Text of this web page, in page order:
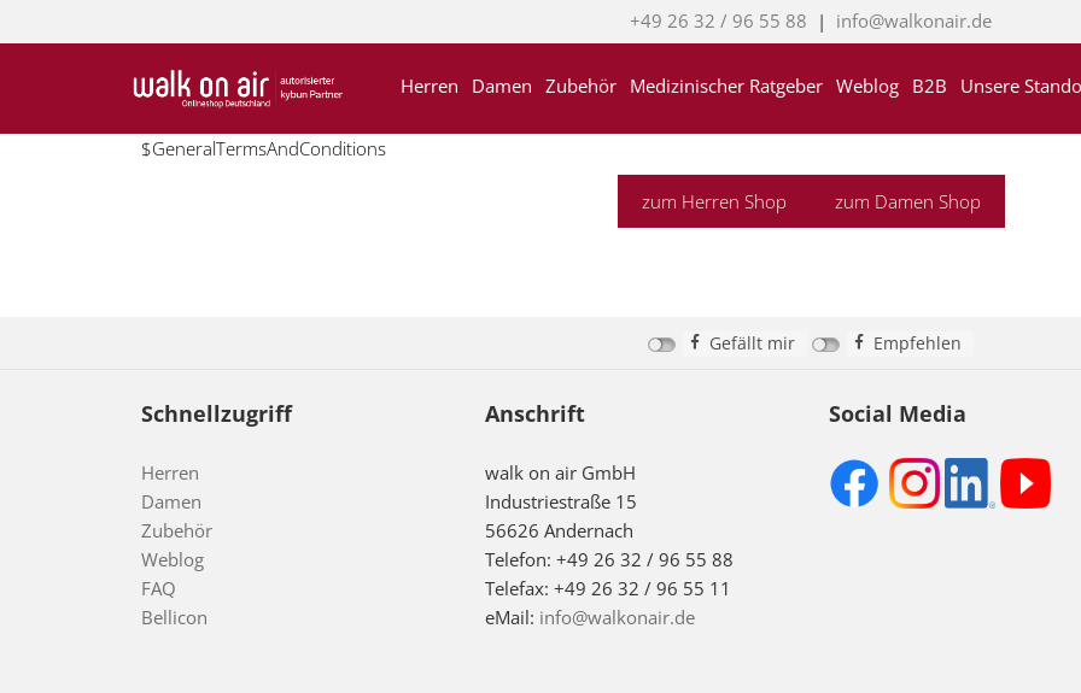
+49 26 32 / 96 55 88 | info@walkonair.de
Herren Damen Zubehör Medizinischer Ratgeber Weblog B2B Unsere
$GeneralTermsAndConditions
zum Herren Shop zum Damen Shop
Gefällt mir Empfehlen
Schnellzugriff
Herren
Damen
Zubehör
Weblog
FAQ
Bellicon
Anschrift
walk on air GmbH
Industriestraße 15
56626 Andernach
Telefon: +49 26 32 / 96 55 88
Telefax: +49 26 32 / 96 55 11
eMail: info@walkonair.de
Social Media